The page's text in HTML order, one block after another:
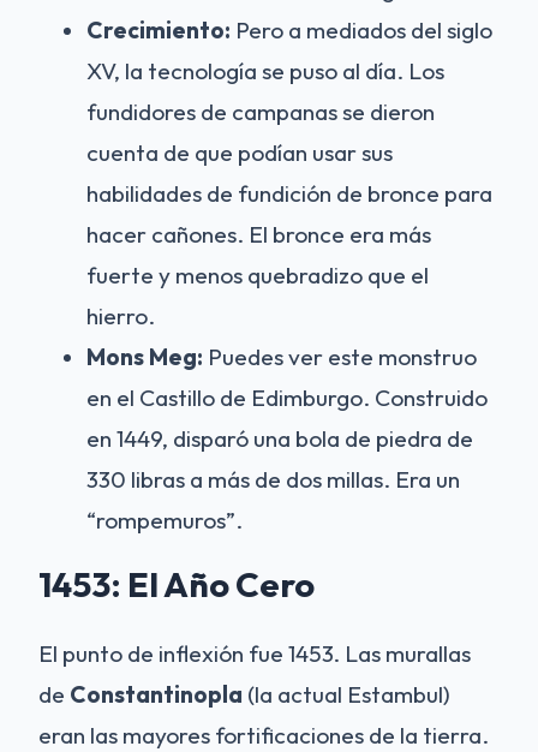
Crecimiento: Pero a mediados del siglo
XV, la tecnología se puso al día. Los
fundidores de campanas se dieron
cuenta de que podían usar sus
habilidades de fundición de bronce para
hacer cañones. El bronce era más
fuerte y menos quebradizo que el
hierro.
Mons Meg: Puedes ver este monstruo
en el Castillo de Edimburgo. Construido
en 1449, disparó una bola de piedra de
330 libras a más de dos millas. Era un
“rompemuros”.
1453: El Año Cero
El punto de inflexión fue 1453. Las murallas
de Constantinopla (la actual Estambul)
eran las mayores fortificaciones de la tierra.